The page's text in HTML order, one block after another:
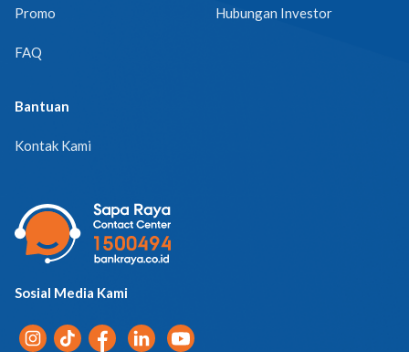
Promo
FAQ
Hubungan Investor
Bantuan
Kontak Kami
Sosial Media Kami